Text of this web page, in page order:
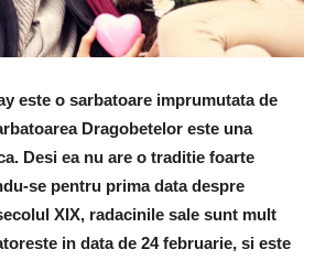
este o sarbatoare imprumutata de
Dragobetelor este una
Desi ea nu are o traditie foarte
se pentru prima data despre
XIX, radacinile sale sunt mult
in data de 24 februarie, si este